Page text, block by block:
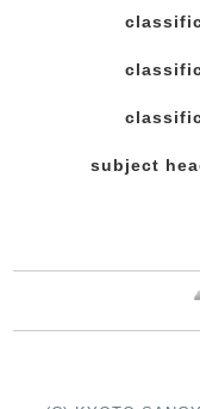
subject